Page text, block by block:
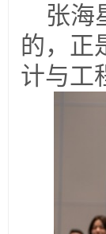
张海
的，正
计与工